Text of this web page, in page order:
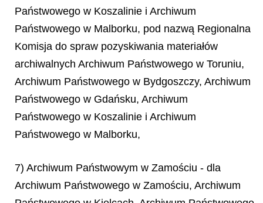
Państwowego w Koszalinie i Archiwum
Państwowego w Malborku, pod nazwą Regionalna
Komisja do spraw pozyskiwania materiałów
archiwalnych Archiwum Państwowego w Toruniu,
Archiwum Państwowego w Bydgoszczy, Archiwum
Państwowego w Gdańsku, Archiwum
Państwowego w Koszalinie i Archiwum
Państwowego w Malborku,
7) Archiwum Państwowym w Zamościu - dla
Archiwum Państwowego w Zamościu, Archiwum